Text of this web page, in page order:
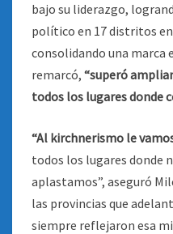
bajo su liderazgo,
político en 17 distritos
consolidando una marca
remarcó, “superó
todos los lugares donde
“Al kirchnerismo le
todos los lugares donde
aplastamos”, aseguró
las provincias que
siempre reflejaron esa